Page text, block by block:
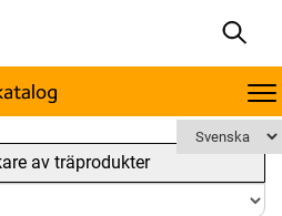
av träprodukter